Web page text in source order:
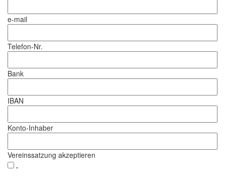
e-mail
Telefon-Nr.
Bank
IBAN
Konto-Inhaber
Vereinssatzung akzeptieren
.